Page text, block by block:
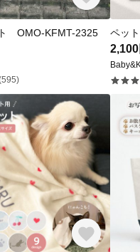
OMO-KFMT-2325
2,100